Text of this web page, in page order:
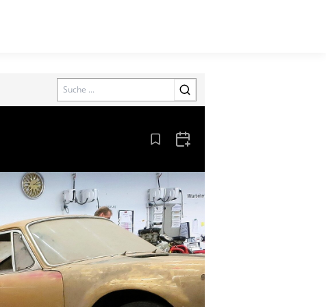
Search
Aus den Lesezeichen entfernen
Zum Kalender hinzufügen